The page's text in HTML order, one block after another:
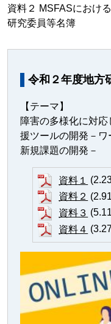
資料２ MSFASにおけ
研究委員等名簿
令和２年度地方
【テーマ】
障害の多様化に対
援ツールの開発－ワ
新規課題の開発－
資料１
資料２
資料３
資料４